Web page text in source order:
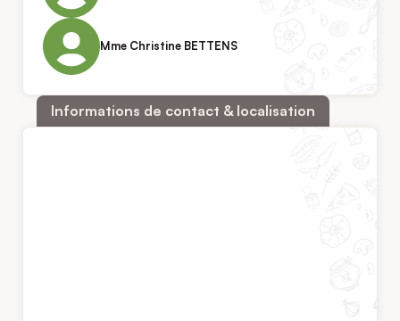
Mme Christine BETTENS
Informations de contact & localisation